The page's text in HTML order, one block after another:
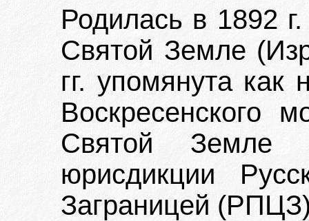
Родилась в 1892
Святой Земле
гг. упомянута как
Воскресенского
Святой Земле
юрисдикции
Заграницей